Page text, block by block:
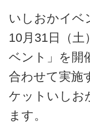
いしおかイベ
10月31 日（土
ベント」を開
合わせて実施
ケットいしお
ます。